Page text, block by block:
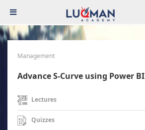
Management
Advance S-Curve using Power BI
Lectures
Quizzes